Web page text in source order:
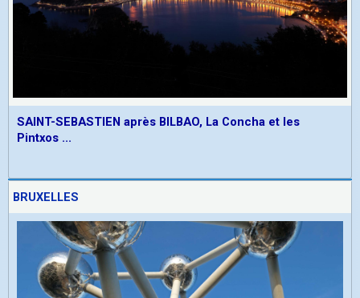
SAINT-SEBASTIEN après BILBAO, La Concha et les
Pintxos ...
BRUXELLES